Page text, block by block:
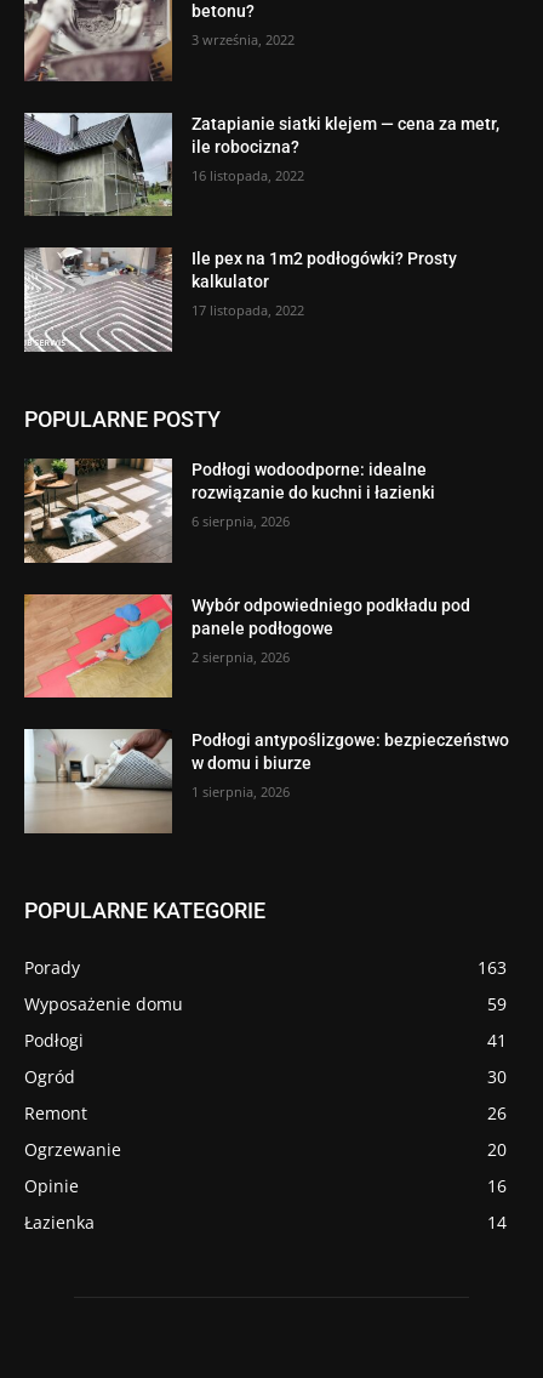
betonu?
3 września, 2022
Zatapianie siatki klejem — cena za metr,
ile robocizna?
16 listopada, 2022
Ile pex na 1m2 podłogówki? Prosty
kalkulator
17 listopada, 2022
POPULARNE POSTY
Podłogi wodoodporne: idealne
rozwiązanie do kuchni i łazienki
6 sierpnia, 2026
Wybór odpowiedniego podkładu pod
panele podłogowe
2 sierpnia, 2026
Podłogi antypoślizgowe: bezpieczeństwo
w domu i biurze
1 sierpnia, 2026
POPULARNE KATEGORIE
Porady
163
Wyposażenie domu
59
Podłogi
41
Ogród
30
Remont
26
Ogrzewanie
20
Opinie
16
Łazienka
14